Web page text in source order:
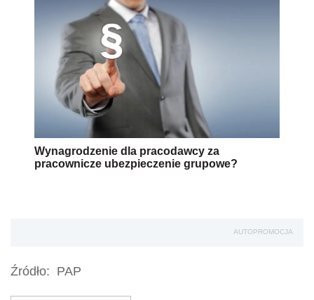
Wynagrodzenie dla pracodawcy za
pracownicze ubezpieczenie grupowe?
AUTOPROMOCJA
Źródło: PAP